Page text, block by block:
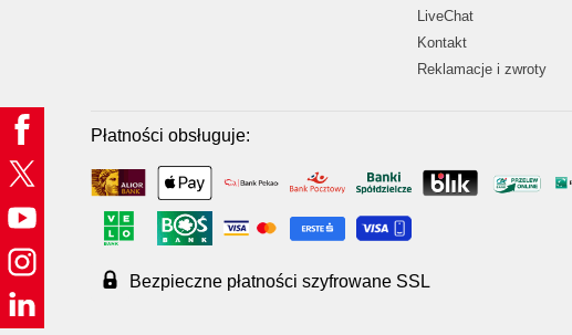
LiveChat
Kontakt
Reklamacje i zwroty
Płatności obsługuje:
Bezpieczne płatności szyfrowane SSL